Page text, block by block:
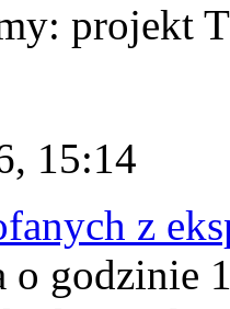
projekt
15:14
z
o godzinie